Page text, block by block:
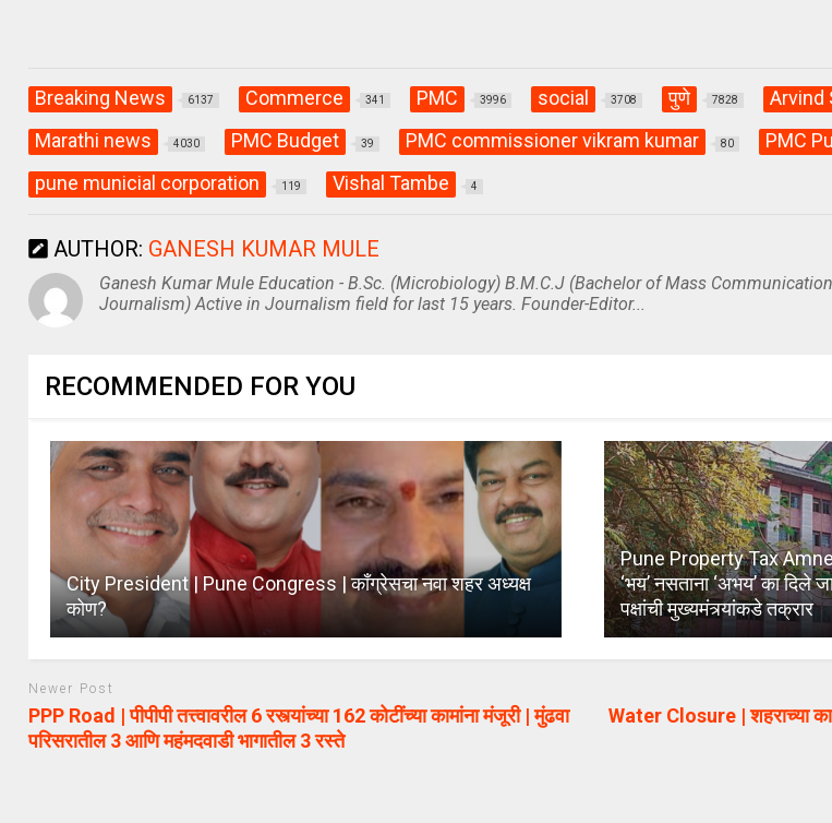
Breaking News 6137 Commerce 341 PMC 3996 social 3708 पुणे 7828 Arvind
Marathi news 4030 PMC Budget 39 PMC commissioner vikram kumar 80 PMC
pune municial corporation 119 Vishal Tambe 4
AUTHOR: GANESH KUMAR MULE
Ganesh Kumar Mule Education - B.Sc. (Microbiology) B.M.C.J (Bachelor of Mass
Journalism) Active in Journalism field for last 15 years. Founder-Editor...
RECOMMENDED FOR YOU
City President | Pune Congress | कॉंग्रेसचा नवा शहर अध्यक्ष
कोण?
Pune Property Tax
‘भय’ नसताना ‘अभय’ का दिले
पक्षांची मुख्यमंत्र्यांकडे तक्रार
Newer Post
PPP Road | पीपीपी तत्त्वावरील 6 रस्त्यांच्या 162 कोटींच्या कामांना मंजूरी | मुंढवा
परिसरातील 3 आणि महंमदवाडी भागातील 3 रस्ते
Water Closure | शहराच्या